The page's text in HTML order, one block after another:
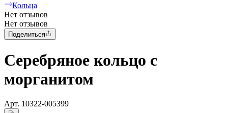
Кольца
Нет отзывов
Нет отзывов
Поделиться
Серебряное кольцо с
морганитом
Арт. 10322-005399